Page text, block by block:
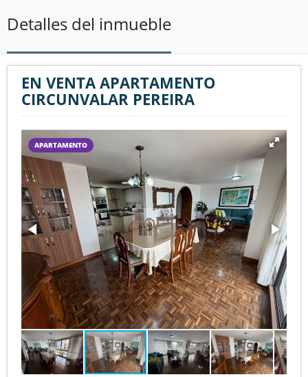
Detalles del inmueble
EN VENTA APARTAMENTO
CIRCUNVALAR PEREIRA
APARTAMENTO